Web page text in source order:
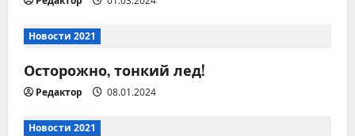
я
п
о
з
Новости 2021
Осторожно, тонкий лед!
Редактор 08.01.2024
Новости 2021